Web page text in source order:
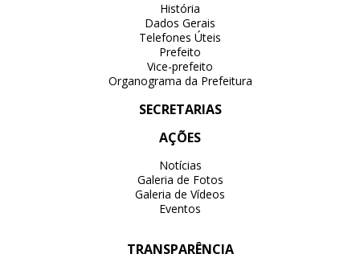
História
Dados Gerais
Telefones Úteis
Prefeito
Vice-prefeito
Organograma da Prefeitura
SECRETARIAS
AÇÕES
Notícias
Galeria de Fotos
Galeria de Vídeos
Eventos
TRANSPARÊNCIA